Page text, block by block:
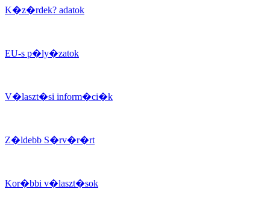
K�z�rdek? adatok
EU-s p�ly�zatok
V�laszt�si inform�ci�k
Z�ldebb S�rv�r�rt
Kor�bbi v�laszt�sok